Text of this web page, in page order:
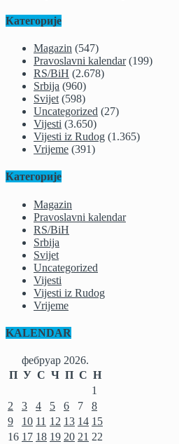
Категорије
Magazin (547)
Pravoslavni kalendar(199)
RS/BiH (2.678)
Srbija (960)
Svijet (598)
Uncategorized (27)
Vijesti (3.650)
Vijesti iz Rudog (1.365)
Vrijeme (391)
Категорије
Magazin
Pravoslavni kalendar
RS/BiH
Srbija
Svijet
Uncategorized
Vijesti
Vijesti iz Rudog
Vrijeme
KALENDAR
фебруар 2026.
П У С Ч П С Н
1
2
3 4 5 6 7
8
9
10 11 12 13 14 15
16 17 18 19 20 21 22